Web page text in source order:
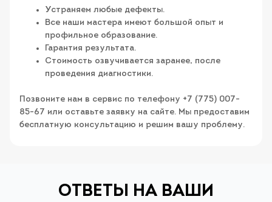
Устраняем любые дефекты.
Все наши мастера имеют большой опыт и
профильное образование.
Гарантия результата.
Стоимость озвучивается заранее, после
проведения диагностики.
Позвоните нам в сервис по телефону +7 (775) 007-
85-67 или оставьте заявку на сайте. Мы предоставим
бесплатную консультацию и решим вашу проблему.
ОТВЕТЫ НА ВАШИ